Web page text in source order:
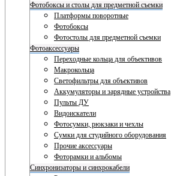
Фотобоксы и столы для предметной съемки
Платформы поворотные
Фотобоксы
Фотостолы для предметной съемки
Фотоаксессуары
Переходные кольца для объективов
Макрокольца
Светофильтры для объективов
Аккумуляторы и зарядные устройства
Пульты ДУ
Видоискатели
Фотосумки, рюкзаки и чехлы
Сумки для студийного оборудования
Прочие аксессуары
Фоторамки и альбомы
Синхронизаторы и синхрокабели